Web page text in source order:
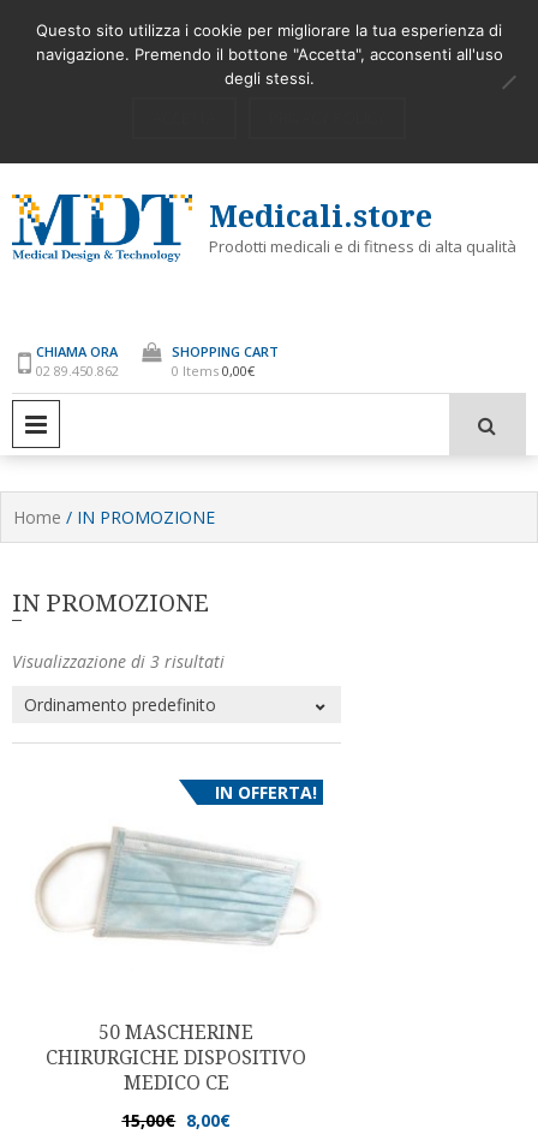
content
Latest
AMBIENTE ORA SI PUO’
Medicali.store
Prodotti medicali e di fitness di alta qualità
CHIAMA ORA
02 89.450.862
SHOPPING CART
0 Items 0,00€
Home / IN PROMOZIONE
IN PROMOZIONE
Visualizzazione di 3 risultati
IN OFFERTA!
50 MASCHERINE
CHIRURGICHE DISPOSITIVO
MEDICO CE
15,00€ 8,00€
Questo sito utilizza i cookie per migliorare la tua esperienza di
navigazione. Premendo il bottone "Accetta", acconsenti all'uso
degli stessi.